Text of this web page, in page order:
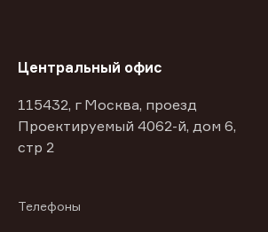
Центральный офис
115432, г Москва, проезд
Проектируемый 4062-й, дом 6,
стр 2
Телефоны